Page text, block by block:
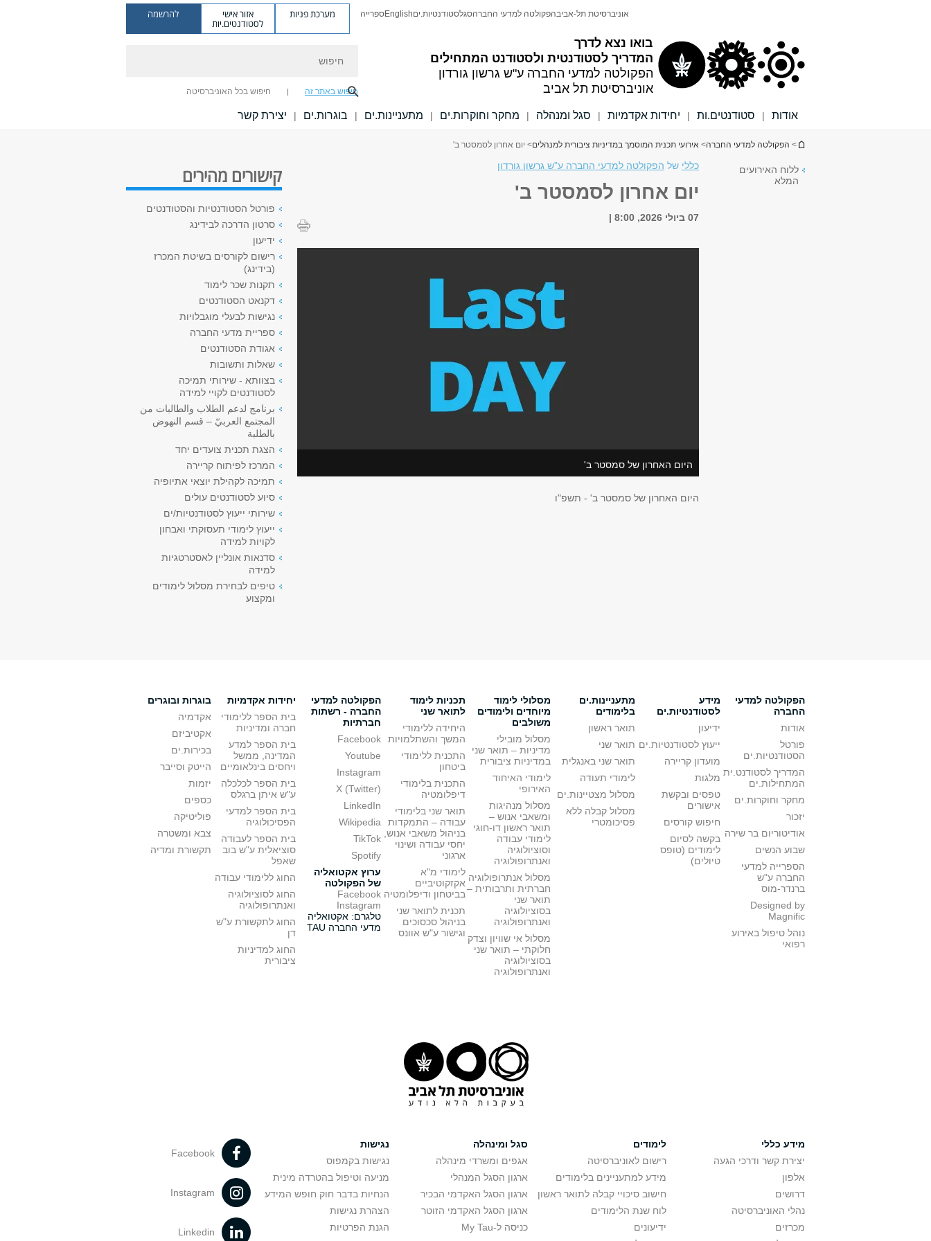
בואו נצא לדרך
המדריך לסטודנטית ולסטודנט המתחילים
הפקולטה למדעי החברה ע"ש גרשון גורדון
אוניברסיטת תל אביב
אוניברסיטת תל-אביבהפקולטה למדעי החברהסגלסטודנטיות.יםEnglishספרייה מערכת פניות אזור אישי
לסטודנטים.יות
להרשמה
חיפוש באתר זה חיפוש בכל האוניברסיטה
אודות | סטודנטים.ות | יחידות אקדמיות | סגל ומנהלה | מחקר וחוקרות.ים | מתעניינות.ים | בוגרות.ים | יצירת קשר
הינך נמצא כאן
> הפקולטה למדעי החברה> אירועי תכנית המוסמך במדיניות ציבורית למנהלים> יום אחרון לסמסטר ב'
ללוח האירועים
המלא
כללי של הפקולטה למדעי החברה ע"ש גרשון גורדון
יום אחרון לסמסטר ב'
07 ביולי 2026, 8:00
היום האחרון של סמסטר ב'
היום האחרון של סמסטר ב' - תשפ"ו
קישורים מהירים
פורטל הסטודנטיות והסטודנטים
סרטון הדרכה לבידינג
ידיעון
רישום לקורסים בשיטת המכרז
(בידינג)
תקנות שכר לימוד
דקנאט הסטודנטים
נגישות לבעלי מוגבלויות
ספריית מדעי החברה
אגודת הסטודנטים
שאלות ותשובות
בצוותא - שירותי תמיכה
לסטודנטים לקויי למידה
برنامج لدعم الطلاب والطالبات من
المجتمع العربيّ – قسم النهوض
بالطلبة
הצגת תכנית צועדים יחד
המרכז לפיתוח קריירה
תמיכה לקהילת יוצאי אתיופיה
סיוע לסטודנטים עולים
שירותי ייעוץ לסטודנטיות/ים
ייעוץ לימודי תעסוקתי ואבחון
לקויות למידה
סדנאות אונליין לאסטרטגיות
למידה
טיפים לבחירת מסלול לימודים
ומקצוע
הפקולטה למדעי
החברה
אודות
פורטל
הסטודנטיות.ים
המדריך לסטודנט.ית
המתחילות.ים
מחקר וחוקרות.ים
יזכור
אודיטוריום בר שירה
שבוע הנשים
הספרייה למדעי
החברה ע"ש
ברנדר-מוס
Designed by
Magnific
נוהל טיפול באירוע
רפואי
מידע
לסטודנטיות.ים
ידיעון
ייעוץ לסטודנטיות.ים
מועדון קריירה
מלגות
טפסים ובקשת
אישורים
חיפוש קורסים
בקשה לסיום
לימודים (טופס
טיולים)
מתעניינות.ים
בלימודים
תואר ראשון
תואר שני
תואר שני באנגלית
לימודי תעודה
מסלול מצטיינות.ים
מסלול קבלה ללא
פסיכומטרי
מסלולי לימוד
מיוחדים ולימודים
משולבים
מסלול מובילי
מדיניות – תואר שני
במדיניות ציבורית
לימודי האיחוד
האירופי
מסלול מנהיגות
ומשאבי אנוש –
תואר ראשון דו-חוגי
לימודי עבודה
וסוציולוגיה
ואנתרופולוגיה
מסלול אנתרופולוגיה
חברתית ותרבותית –
תואר שני
בסוציולוגיה
ואנתרופולוגיה
מסלול אי שוויון וצדק
חלוקתי – תואר שני
בסוציולוגיה
ואנתרופולוגיה
תכניות לימוד
לתואר שני
היחידה ללימודי
המשך והשתלמויות
התכנית ללימודי
ביטחון
התכנית בלימודי
דיפלומטיה
תואר שני בלימודי
עבודה – התמקדות
בניהול משאבי אנוש,
יחסי עבודה ושינוי
ארגוני
לימודי מ"א
אקזקוטיביים
בביטחון ודיפלומטיה
תכנית לתואר שני
בניהול סכסוכים
וגישור ע"ש אוונס
הפקולטה למדעי
החברה - רשתות
חברתיות
Facebook
Youtube
Instagram
X (Twitter)
LinkedIn
Wikipedia
TikTok
Spotify
ערוץ אקטואליה
של הפקולטה
Facebook
Instagram
טלגרם: אקטואליה
מדעי החברה TAU
יחידות אקדמיות
בית הספר ללימודי
חברה ומדיניות
בית הספר למדע
המדינה, ממשל
ויחסים בינלאומיים
בית הספר לכלכלה
ע"ש איתן ברגלס
בית הספר למדעי
הפסיכולוגיה
בית הספר לעבודה
סוציאלית ע"ש בוב
שאפל
החוג ללימודי עבודה
החוג לסוציולוגיה
ואנתרופולוגיה
החוג לתקשורת ע"ש
דן
החוג למדיניות
ציבורית
בוגרות ובוגרים
אקדמיה
אקטיביזם
בכירות.ים
הייטק וסייבר
יזמות
כספים
פוליטיקה
צבא ומשטרה
תקשורת ומדיה
מידע כללי
יצירת קשר ודרכי הגעה
אלפון
דרושים
נהלי האוניברסיטה
מכרזים
לימודים
רישום לאוניברסיטה
מידע למתעניינים בלימודים
חישוב סיכויי קבלה לתואר ראשון
לוח שנת הלימודים
ידיעונים
סגל ומינהלה
אגפים ומשרדי מינהלה
ארגון הסגל המנהלי
ארגון הסגל האקדמי הבכיר
ארגון הסגל האקדמי הזוטר
כניסה ל-My Tau
נגישות
נגישות בקמפוס
מניעה וטיפול בהטרדה מינית
הנחיות בדבר חוק חופש המידע
הצהרת נגישות
הגנת הפרטיות
Facebook
Instagram
Linkedin